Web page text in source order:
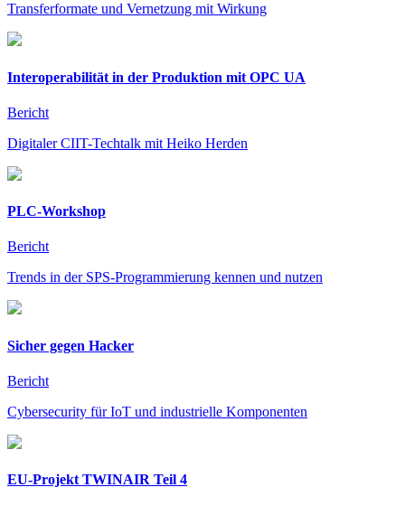
Transferformate und Vernetzung mit Wirkung
Interoperabilität in der Produktion mit OPC UA
Bericht
Digitaler CIIT-Techtalk mit Heiko Herden
PLC-Workshop
Bericht
Trends in der SPS-Programmierung kennen und nutzen
Sicher gegen Hacker
Bericht
Cybersecurity für IoT und industrielle Komponenten
EU-Projekt TWINAIR Teil 4